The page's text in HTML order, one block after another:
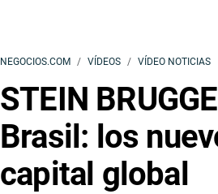
NEGOCIOS.COM VÍDEOS VÍDEO NOTICIAS
STEIN
Brasil: los
capital global